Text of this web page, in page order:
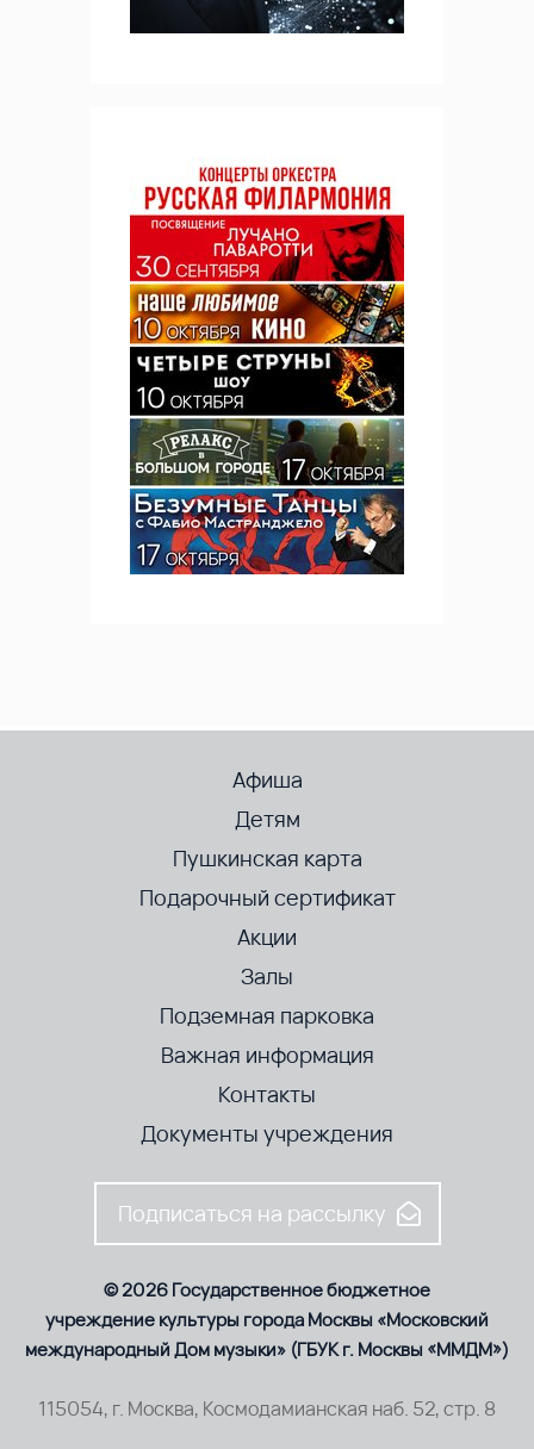
Афиша
Детям
Пушкинская карта
Подарочный сертификат
Акции
Залы
Подземная парковка
Важная информация
Контакты
Документы учреждения
Подписаться на рассылку
© 2026 Государственное бюджетное
учреждение культуры города Москвы «Московский
международный Дом музыки» (ГБУК г. Москвы «ММДМ»)
115054, г. Москва, Космодамианская наб. 52, стр. 8